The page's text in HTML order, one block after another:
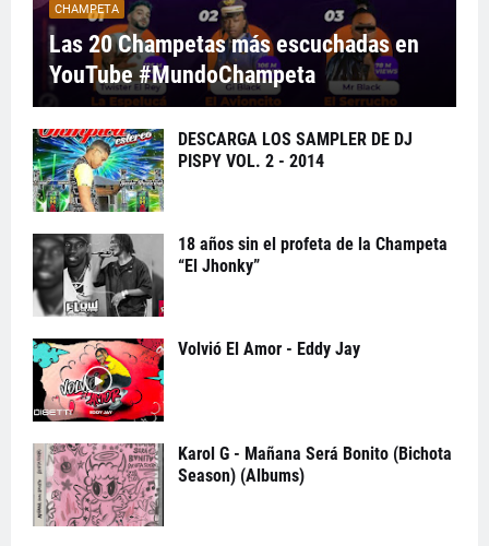
CHAMPETA
Las 20 Champetas más escuchadas en
YouTube #MundoChampeta
DESCARGA LOS SAMPLER DE DJ
PISPY VOL. 2 - 2014
18 años sin el profeta de la Champeta
“El Jhonky”
Volvió El Amor - Eddy Jay
Karol G - Mañana Será Bonito (Bichota
Season) (Albums)